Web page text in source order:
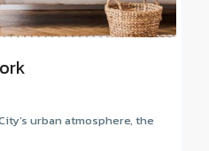
urban atmosphere, the